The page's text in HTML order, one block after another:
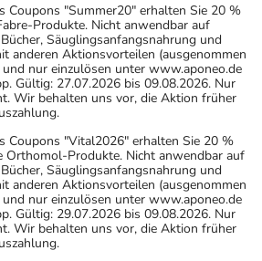
Coupons "Summer20" erhalten Sie 20 %
Produkte. Nicht anwendbar auf
Säuglingsanfangsnahrung und
anderen Aktionsvorteilen (ausgenommen
nur einzulösen unter www.aponeo.de
Gültig: 27.07.2026 bis 09.08.2026. Nur
Wir behalten uns vor, die Aktion früher
Coupons "Vital2026" erhalten Sie 20 %
Orthomol-Produkte. Nicht anwendbar auf
Säuglingsanfangsnahrung und
anderen Aktionsvorteilen (ausgenommen
nur einzulösen unter www.aponeo.de
Gültig: 29.07.2026 bis 09.08.2026. Nur
Wir behalten uns vor, die Aktion früher